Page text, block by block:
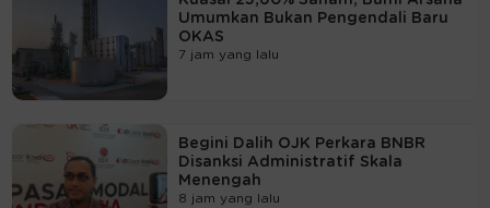
Umumkan Bukan Pengendali Baru
OKAS
7 jam yang lalu
Begini Dalih OJK Perkara BNBR
Disanksi Administratif Skala
Menengah
8 jam yang lalu